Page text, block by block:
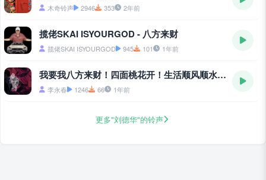
木奇铃声 2946 353 2年前
揽佬SKAI ISYOURGOD - 八方来财
揽佬SKAI ISYOURGOD 945 101 1年前
我要我八方来财！四面桃花开！生活顺风顺水！好运永远都在
李永春 1246 66 1年前
更多"刘德华"的铃声